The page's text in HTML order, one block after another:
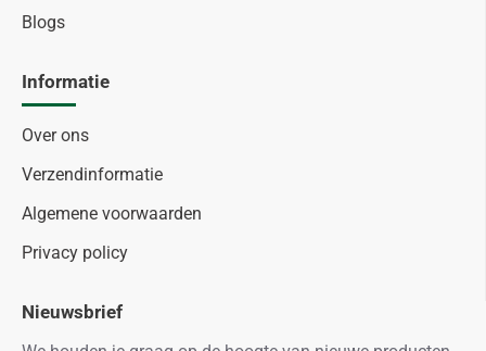
Blogs
Informatie
Over ons
Verzendinformatie
Algemene voorwaarden
Privacy policy
Nieuwsbrief